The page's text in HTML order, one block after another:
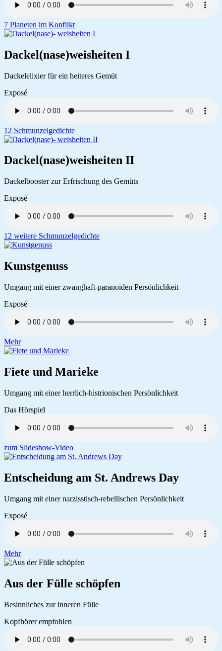
7 Planeten im Konflikt
Dackel(nase)­weisheiten I
Dackelelixier für ein heiteres Gemüt
Exposé
12 Schmunzelgedichte
Dackel(nase)­weisheiten II
Dackelbooster zur Erfrischung des Gemüts
Exposé
12 weitere Schmunzelgedichte
Kunstgenuss
Umgang mit einer zwanghaft-paranoiden Persönlichkeit
Exposé
Mehr
Fiete und Marieke
Umgang mit einer herrlich-histrionischen Persönlichkeit
Das Hörspiel
zum Slideshow-Video
Entscheidung am St. Andrews Day
Umgang mit einer narzisstisch-rebellischen Persönlichkeit
Exposé
Mehr
Aus der Fülle schöpfen
Besinnliches zur inneren Fülle
Kopfhörer empfohlen